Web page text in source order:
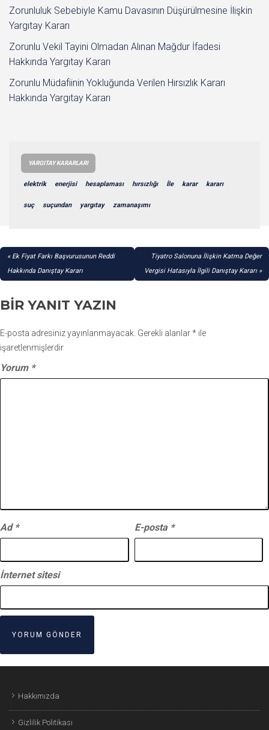
Zorunluluk Sebebiyle Kamu Davasının Düşürülmesine İlişkin
Yargıtay Kararı
Zorunlu Vekil Tayini Olmadan Alınan Mağdur İfadesi
Hakkında Yargıtay Kararı
Zorunlu Müdafiinin Yokluğunda Verilen Hırsızlık Kararı
Hakkında Yargıtay Kararı
YARGITAY KARARLARI
elektrik enerjisi hesaplaması hırsızlığı İle karar kararı
suç suçundan yargıtay zamanaşımı
YAZI
GEZINMESI
Ek Fiyat Farkı Başvurusunun Reddi
Hakkında Danıştay Kararı
Tiyatro Salonuna İlişkin Katma Değer
Vergisi Hatasıyla İlgili Danıştay Kararı
BIR YANIT YAZIN
E-posta adresiniz yayınlanmayacak. Gerekli alanlar* ile
işaretlenmişlerdir
Yorum *
Ad * E-posta *
İnternet sitesi
Hakkımızda
Gizlilik Politikası